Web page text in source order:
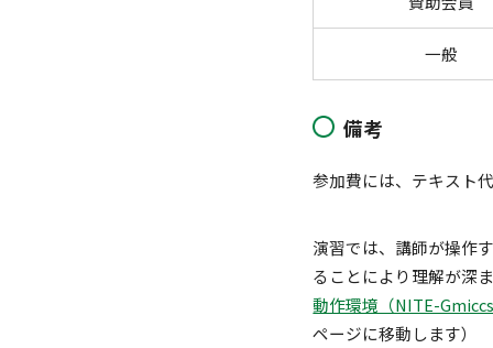
一般
備考
参加費には、テキスト
演習では、講師が操作
ることにより理解が深
動作環境（NITE-
ページに移動します）